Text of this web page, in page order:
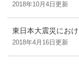
2018年10月4日更新
東日本大震災にお
2018年4月16日更新